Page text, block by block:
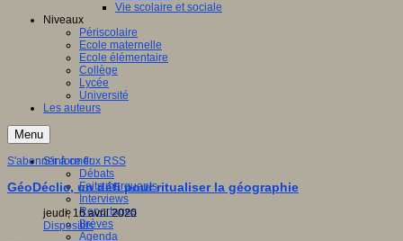
Vie scolaire et sociale
Niveaux
Périscolaire
Ecole maternelle
Ecole élémentaire
Collège
Lycée
Université
Les auteurs
Menu
S'informer
Débats
Faits marquants
Interviews
Reportages
Brèves
Agenda
S'abonner à ce flux RSS
GéoDéclic, un défi pour ritualiser la géographie
jeudi, 16 avril 2020
Dispositifs